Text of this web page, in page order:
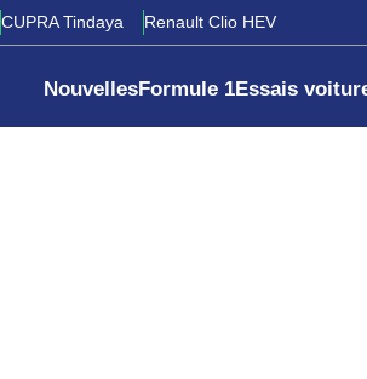
CUPRA Tindaya Renault Clio HEV
NouvellesFormule 1Essais